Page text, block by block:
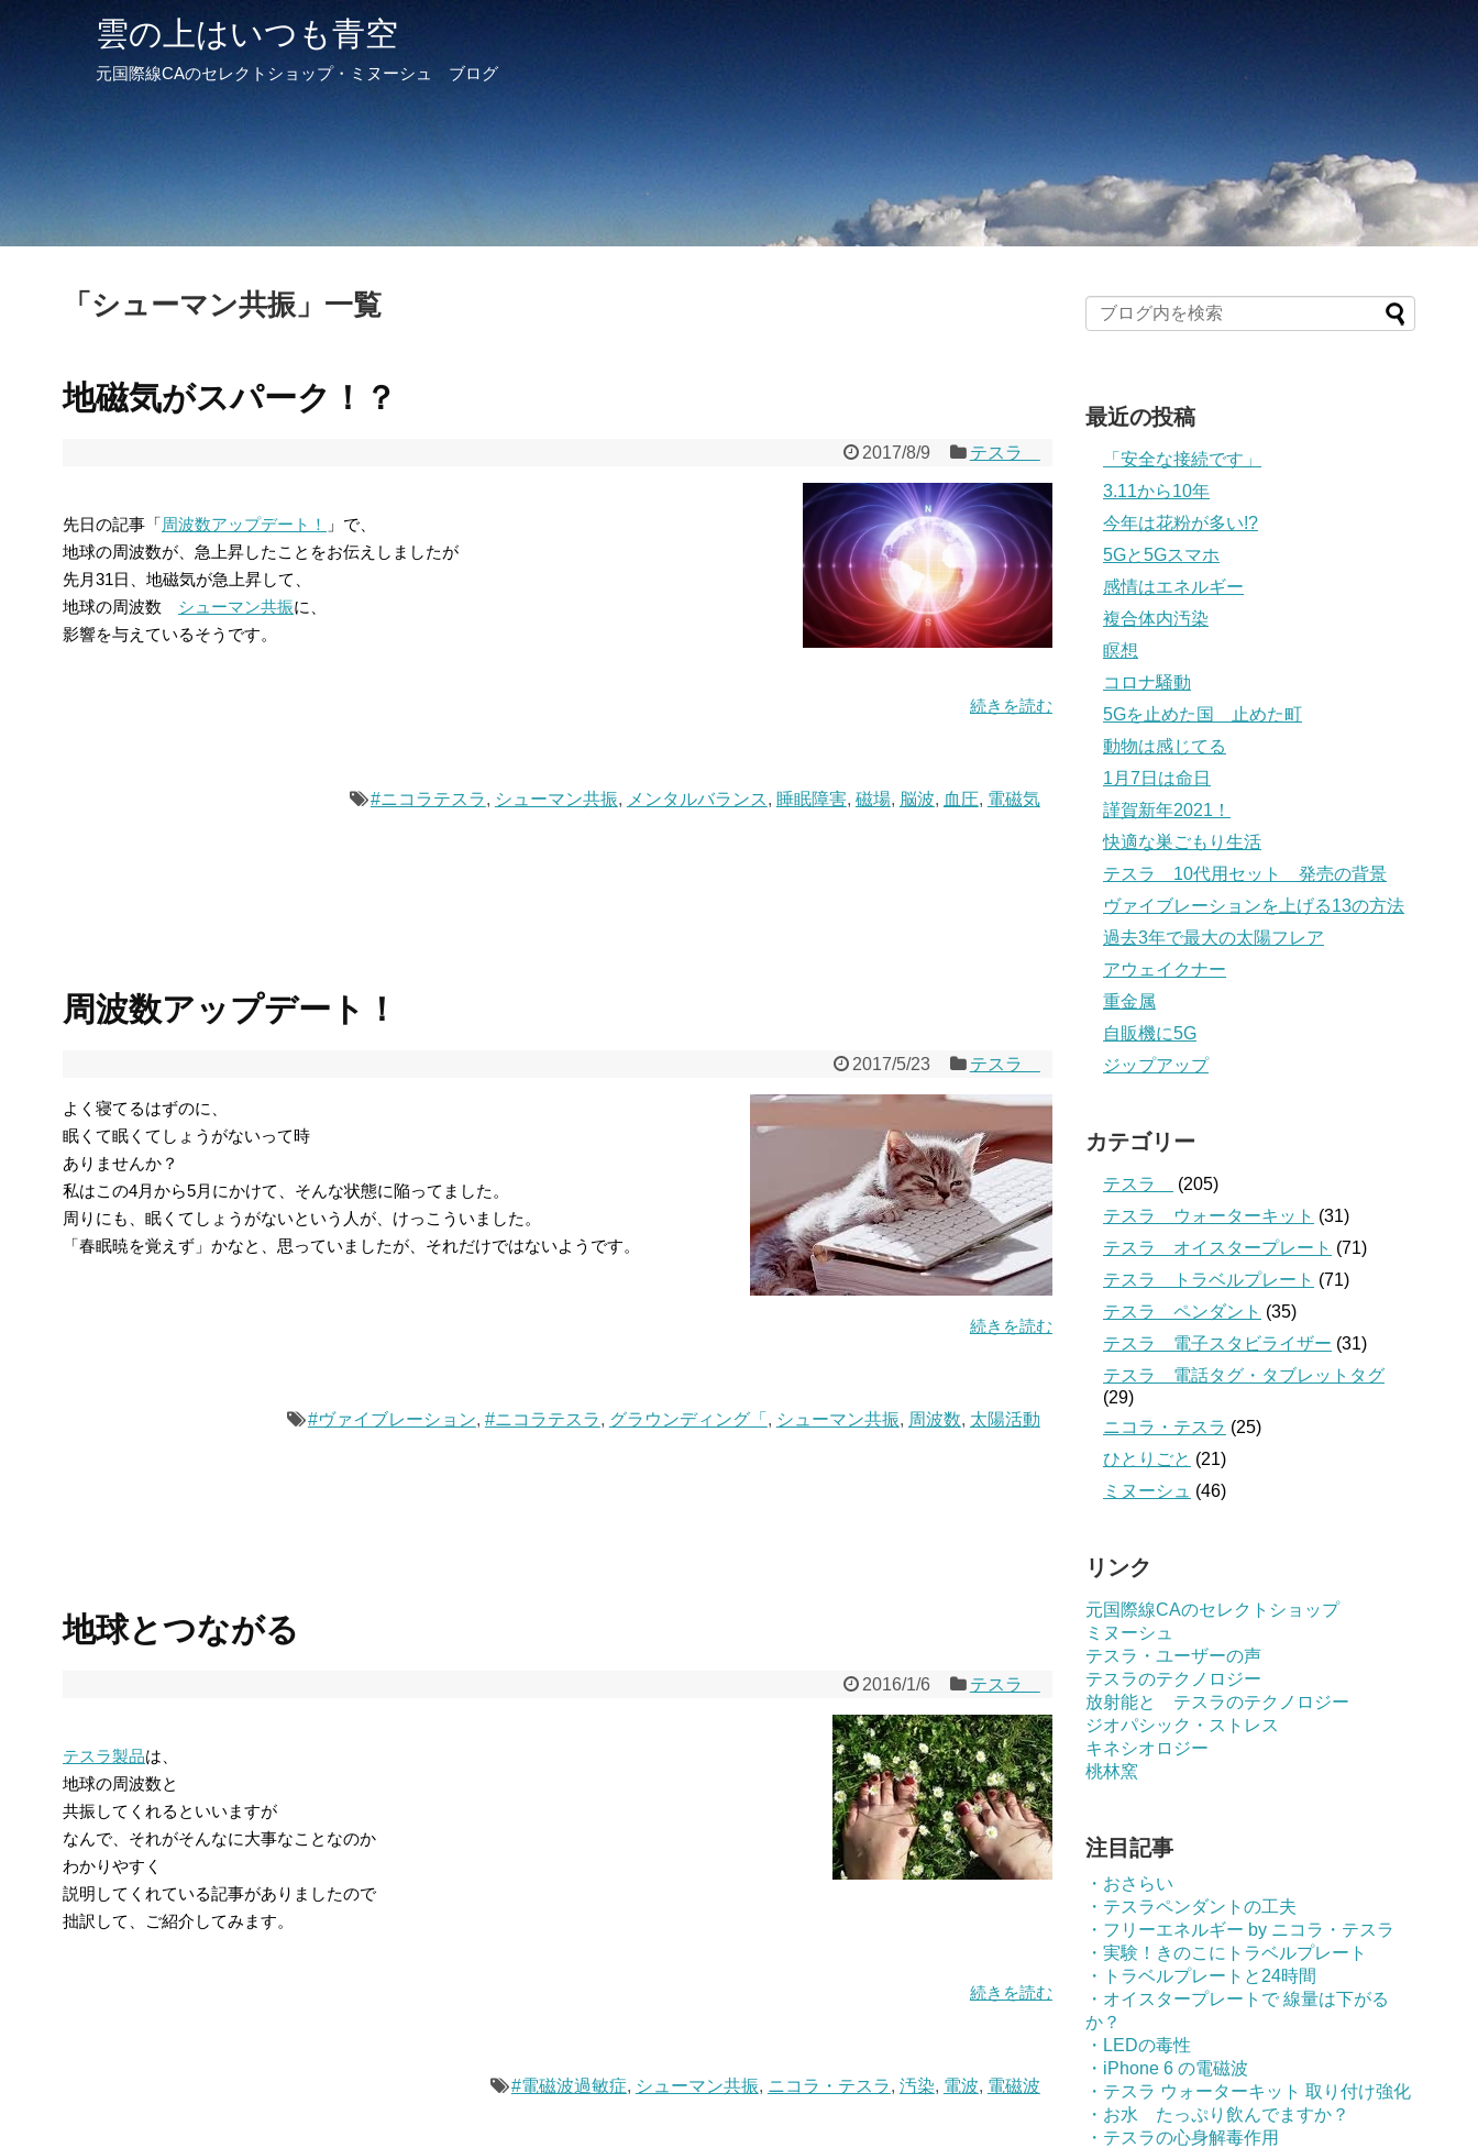
雲の上はいつも青空
元国際線CAのセレクトショップ・ミヌーシュ ブログ
「 シューマン共振 」 一覧
地磁気がスパーク！？
2017/8/9 テスラ
先日の記事「周波数アップデート！
」で、
地球の周波数が、急上昇したことをお伝えしましたが
先月31日、地磁気が急上昇して、
地球の周波数 シューマン共振に、
影響を与えているそうです。
続きを読む
#ニコラテスラ, シューマン共振, メンタルバランス, 睡眠障害, 磁場, 脳波, 血圧, 電磁気
周波数アップデート！
2017/5/23 テスラ
よく寝てるはずのに、
眠くて眠くてしょうがないって時
ありませんか？
私はこの4月から5月にかけて、そんな状態に陥ってました。
周りにも、眠くてしょうがないという人が、けっこういました。
「春眠暁を覚えず」かなと、思っていましたが、それだけではないようです。
続きを読む
#ヴァイブレーション, #ニコラテスラ, グラウンディング「 , シューマン共振, 周波数, 太陽活動
地球とつながる
2016/1/6 テスラ
テスラ製品は、
地球の周波数と
共振してくれるといいますが
なんで、それがそんなに大事なことなのか
わかりやすく
説明してくれている記事がありましたので
拙訳して、ご紹介してみます。
続きを読む
#電磁波過敏症, シューマン共振, ニコラ・テスラ, 汚染, 電波, 電磁波
最近の投稿
「安全な接続です」
3.11から10年
今年は花粉が多い!?
5Gと5Gスマホ
感情はエネルギー
複合体内汚染
瞑想
コロナ騒動
5Gを止めた国 止めた町
動物は感じてる
1月7日は命日
謹賀新年2021！
快適な巣ごもり生活
テスラ 10代用セット 発売の背景
ヴァイブレーションを上げる13の方法
過去3年で最大の太陽フレア
アウェイクナー
重金属
自販機に5G
ジップアップ
カテゴリー
テスラ
(205)
テスラ ウォーターキット (31)
テスラ オイスタープレート (71)
テスラ トラベルプレート (71)
テスラ ペンダント (35)
テスラ 電子スタビライザー (31)
テスラ 電話タグ・タブレットタグ
(29)
ニコラ・テスラ (25)
ひとりごと (21)
ミヌーシュ (46)
リンク
元国際線CAのセレクトショップ
ミヌーシュ
テスラ・ユーザーの声
テスラのテクノロジー
放射能と テスラのテクノロジー
ジオパシック・ストレス
キネシオロジー
桃林窯
注目記事
・おさらい
・テスラペンダントの工夫
・フリーエネルギー by ニコラ・テスラ
・実験！きのこにトラベルプレート
・トラベルプレートと24時間
・オイスタープレートで 線量は下がる
か？
・LEDの毒性
・iPhone 6 の電磁波
・テスラ ウォーターキット 取り付け強化
・お水 たっぷり飲んでますか？
・テスラの心身解毒作用